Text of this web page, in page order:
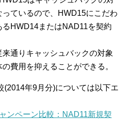
ているので、HWD15にこだわ
HWD14またはNAD11を契約
通りキャッシュバックの対象
費用を抑えることができる。
(2014年9月分)については以下エ
ンペーン比較：NAD11新規契